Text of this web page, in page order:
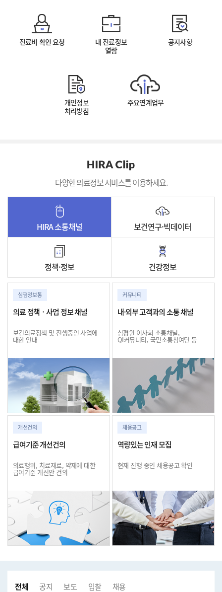
진료비 확인 요청
내 진료정보
열람
공지사항
개인정보
처리방침
주요연계업무
다양한 의료정보 서비스를 이용하세요.
HIRA 소통채널 보건연구·빅데이터
정책·정보 건강정보
심평정보통
의료 정책ㆍ사업 정보 채널
보건의료정책 및 진행중인 사업에
대한 안내
커뮤니티
내·외부 고객과의 소통 채널
심평원 이사회 소통채널,
QI커뮤니티, 국민소통참여단 등
개선건의
급여기준 개선건의
의료행위, 치료재료, 약제에 대한
급여기준 개선안 건의
채용공고
역량있는 인재 모집
현재 진행 중인 채용공고 확인
전체 공지사항보도자료입찰공고채용공고